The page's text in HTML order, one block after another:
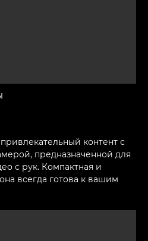
контент с
предназначенной для
с рук. Компактная и
всегда готова к вашим